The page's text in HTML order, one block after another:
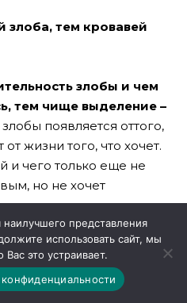
злоба, тем кровавей
злобы и чем
тем чище выделение –
появляется оттого,
жизни того, что хочет.
и чего только еще не
но не хочет
зависит от него самого.
плакать – это
необходимо
пока еще не научился
представления
использовать сайт, мы
Вас это устраивает.